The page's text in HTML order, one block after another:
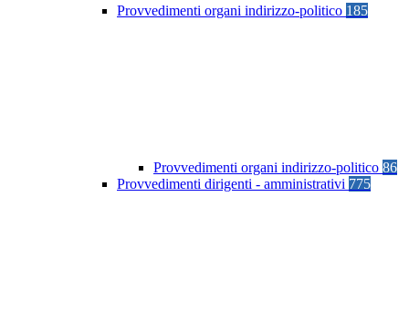
Provvedimenti organi indirizzo-politico 185
Provvedimenti organi indirizzo-politico 86
Provvedimenti dirigenti - amministrativi 775